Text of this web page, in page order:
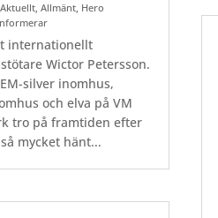
Aktuellt,Allmänt, Hero
internationellt
Wictor Petersson.
silver inomhus,
och elva på VM
tro på framtiden efter
mycket hänt...